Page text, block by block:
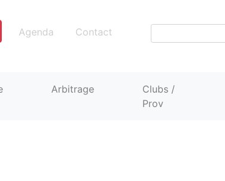
Agenda Contact
Arbitrage
Clubs /
Prov